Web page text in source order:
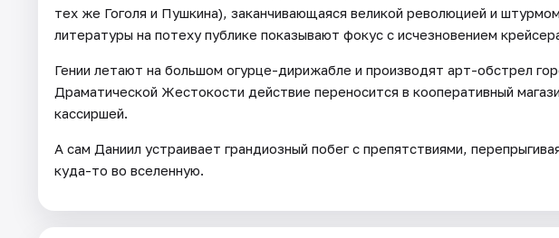
тех же Гоголя и Пушкина), заканчивающаяся великой революцией и
литературы на потеху публике показывают фокус с исчезновением
Гении летают на большом огурце-дирижабле и производят арт-обстрел
Драматической Жестокости действие переносится в кооперативный
кассиршей.
А сам Даниил устраивает грандиозный побег с препятствиями,
куда-то во вселенную.